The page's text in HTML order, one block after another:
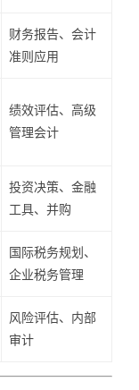
财务报告、会计
准则应用
绩效评估、高级
管理会计
投资决策、金融
工具、并购
国际税务规划、
企业税务管理
风险评估、内部
审计